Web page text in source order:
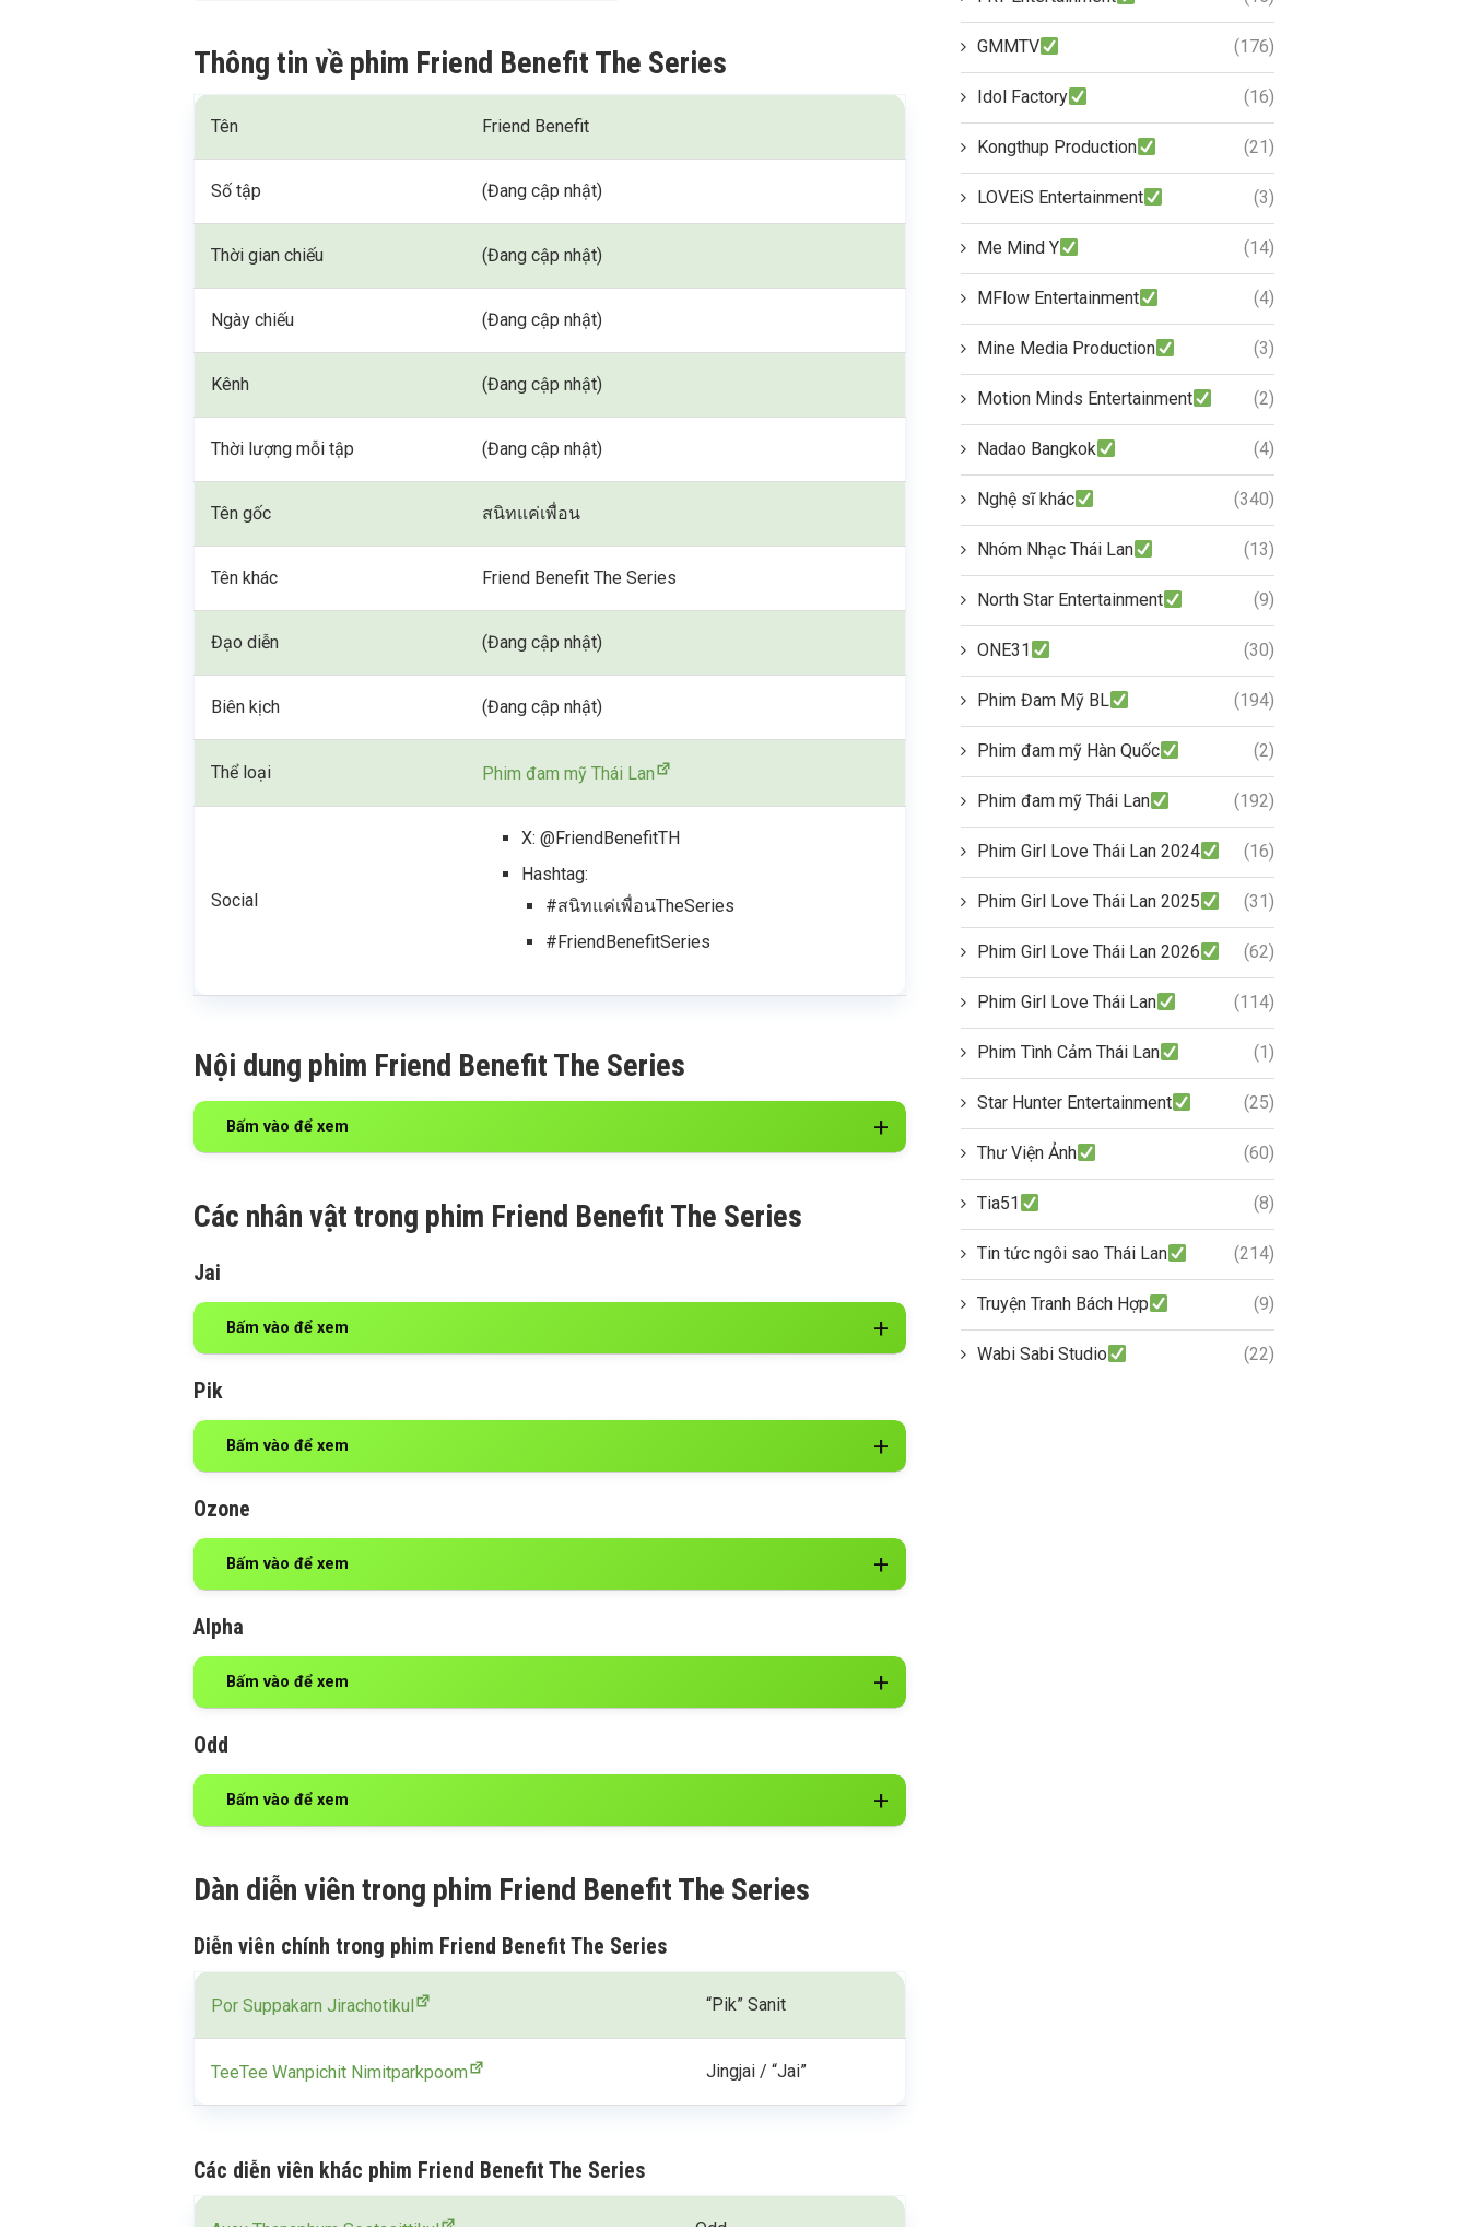
Thông tin về phim Friend Benefit The Series
Tên Friend Benefit
Số tập (Đang cập nhật)
Thời gian chiếu (Đang cập nhật)
Ngày chiếu (Đang cập nhật)
Kênh (Đang cập nhật)
Thời lượng mỗi tập (Đang cập nhật)
Tên gốc สนิทแค่เพื่อน
Tên khác Friend Benefit The Series
Đạo diễn (Đang cập nhật)
Biên kịch (Đang cập nhật)
Thể loại Phim đam mỹ Thái Lan
Social
X: @FriendBenefitTH
Hashtag:
#สนิทแค่เพื่อนTheSeries
#FriendBenefitSeries
Nội dung phim Friend Benefit The Series
Bấm vào để xem
Các nhân vật trong phim Friend Benefit The Series
Jai
Bấm vào để xem
Pik
Bấm vào để xem
Ozone
Bấm vào để xem
Alpha
Bấm vào để xem
Odd
Bấm vào để xem
Dàn diễn viên trong phim Friend Benefit The Series
Diễn viên chính trong phim Friend Benefit The Series
Por Suppakarn Jirachotikul “Pik” Sanit
TeeTee Wanpichit Nimitparkpoom Jingjai / “Jai”
Các diễn viên khác phim Friend Benefit The Series
GMMTV (176)
Idol Factory (16)
Kongthup Production (21)
LOVEiS Entertainment (3)
Me Mind Y (14)
MFlow Entertainment (4)
Mine Media Production (3)
Motion Minds Entertainment (2)
Nadao Bangkok (4)
Nghệ sĩ khác (340)
Nhóm Nhạc Thái Lan (13)
North Star Entertainment (9)
ONE31 (30)
Phim Đam Mỹ BL (194)
Phim đam mỹ Hàn Quốc (2)
Phim đam mỹ Thái Lan (192)
Phim Girl Love Thái Lan 2024 (16)
Phim Girl Love Thái Lan 2025 (31)
Phim Girl Love Thái Lan 2026 (62)
Phim Girl Love Thái Lan (114)
Phim Tình Cảm Thái Lan (1)
Star Hunter Entertainment (25)
Thư Viện Ảnh (60)
Tia51 (8)
Tin tức ngôi sao Thái Lan (214)
Truyện Tranh Bách Hợp (9)
Wabi Sabi Studio (22)